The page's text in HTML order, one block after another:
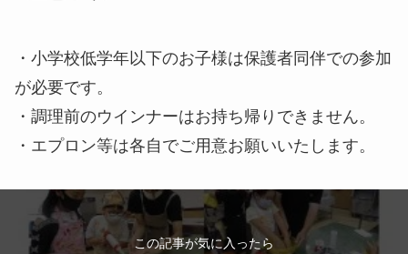
・小学校低学年以下のお子様は保護者同伴での参加
が必要です。
・調理前のウインナーはお持ち帰りできません。
・エプロン等は各自でご用意お願いいたします。
この記事が気に入ったら